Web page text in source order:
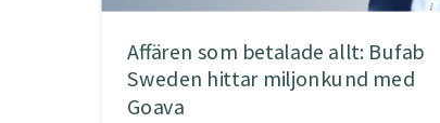
Affären som betalade allt: Bufab
Sweden hittar miljonkund med
Goava